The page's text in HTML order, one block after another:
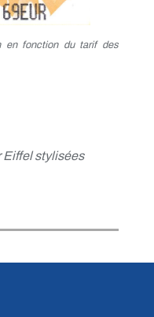
en fonction du tarif des
Eiffel stylisées